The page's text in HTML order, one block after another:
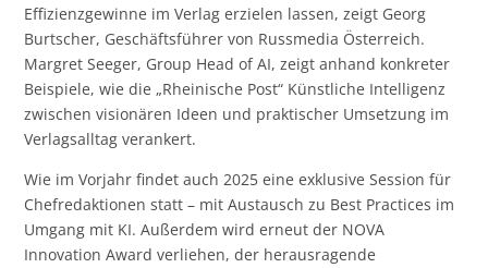
Effizienzgewinne im Verlag erzielen lassen, zeigt Georg
Burtscher, Geschäftsführer von Russmedia Österreich.
Margret Seeger, Group Head of AI, zeigt anhand konkreter
Beispiele, wie die „Rheinische Post“ Künstliche Intelligenz
zwischen visionären Ideen und praktischer Umsetzung im
Verlagsalltag verankert.
Wie im Vorjahr findet auch 2025 eine exklusive Session für
Chefredaktionen statt – mit Austausch zu Best Practices im
Umgang mit KI. Außerdem wird erneut der NOVA
Innovation Award verliehen, der herausragende